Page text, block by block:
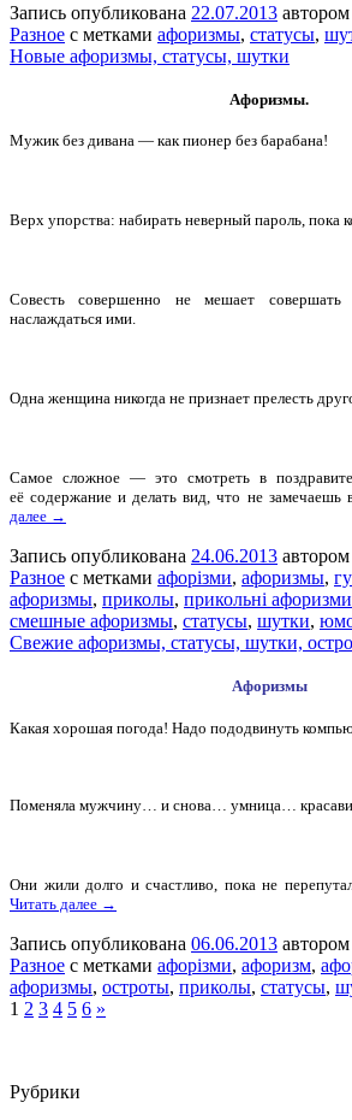
Запись опубликована 22.07.2013 автором
Разное с метками афоризмы, статусы,
Новые афоризмы, статусы, шутки
Афоризмы.
Мужик без дивана — как пионер без барабана!
Верх упорства: набирать неверный пароль, пока
Совесть совершенно не мешает совершать
наслаждаться ими.
Одна женщина никогда не признает прелесть
Самое сложное — это смотреть в
её содержание и делать вид, что не замечаешь
далее →
Запись опубликована 24.06.2013 автором
Разное с метками афорізми, афоризмы,
афоризмы, приколы, прикольні афоризми
смешные афоризмы, статусы, шутки,
Свежие афоризмы, статусы, шутки,
Афоризмы
Какая хорошая погода! Надо пододвинуть
Поменяла мужчину… и снова… умница…
Они жили долго и счастливо, пока не
Читать далее →
Запись опубликована 06.06.2013 автором
Разное с метками афорізми, афоризм,
афоризмы, остроты, приколы, статусы,
1 2 3 4 5 6 »
Рубрики